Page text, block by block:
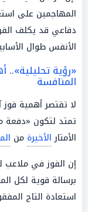
المهاجمين على
دفاعي قد يكلف
الأنفس طوال
«رؤية تحليلية»..
المنافسة
لا تقتصر أهمية فوز
تمتد لتكون «دفعة
الأمتارالأخيرة من
إن الفوز في
برسالة قوية لكل
استعادة التاج